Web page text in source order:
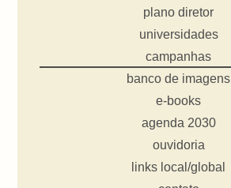
plano diretor
universidades
campanhas
banco de imagens
e-books
agenda 2030
ouvidoria
links local/global